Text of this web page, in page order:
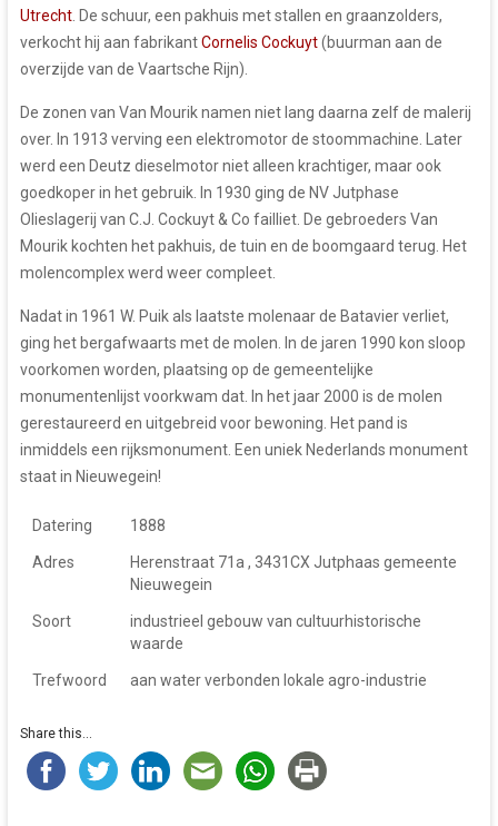
Utrecht. De schuur, een pakhuis met stallen en graanzolders,
verkocht hij aan fabrikantCornelis Cockuyt(buurman aan de
overzijde van de Vaartsche Rijn).
De zonen van Van Mourik namen niet lang daarna zelf de malerij
over. In 1913 verving een elektromotor de stoommachine. Later
werd een Deutz dieselmotor niet alleen krachtiger, maar ook
goedkoper in het gebruik. In 1930 ging de NV Jutphase
Olieslagerij van C.J. Cockuyt & Co failliet. De gebroeders Van
Mourik kochten het pakhuis, de tuin en de boomgaard terug. Het
molencomplex werd weer compleet.
Nadat in 1961 W. Puik als laatste molenaar de Batavier verliet,
ging het bergafwaarts met de molen. In de jaren 1990 kon sloop
voorkomen worden, plaatsing op de gemeentelijke
monumentenlijst voorkwam dat. In het jaar 2000 is de molen
gerestaureerd en uitgebreid voor bewoning. Het pand is
inmiddels een rijksmonument. Een uniek Nederlands monument
staat in Nieuwegein!
Datering 1888
Adres
Herenstraat 71a , 3431CX Jutphaas gemeente
Nieuwegein
Soort
industrieel gebouw van cultuurhistorische
waarde
Trefwoord aan water verbonden lokale agro-industrie
Share this...